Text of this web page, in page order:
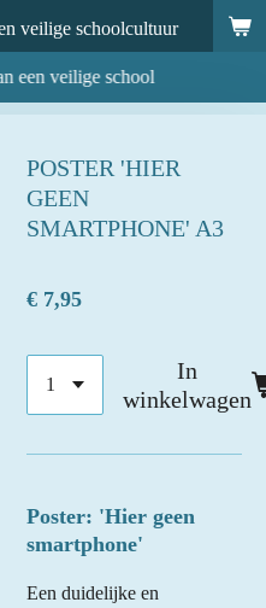
veilige schoolcultuur
een veilige school
POSTER 'HIER
GEEN
SMARTPHONE' A3
€ 7,95
In
winkelwagen
Poster: 'Hier geen
smartphone'
Een duidelijke en